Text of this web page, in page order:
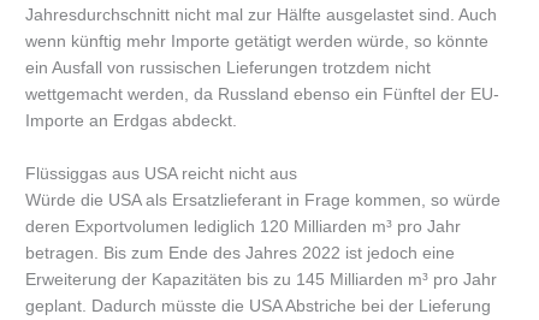
Jahresdurchschnitt nicht mal zur Hälfte ausgelastet sind. Auch
wenn künftig mehr Importe getätigt werden würde, so könnte
ein Ausfall von russischen Lieferungen trotzdem nicht
wettgemacht werden, da Russland ebenso ein Fünftel der EU-
Importe an Erdgas abdeckt.
Flüssiggas aus USA reicht nicht aus
Würde die USA als Ersatzlieferant in Frage kommen, so würde
deren Exportvolumen lediglich 120 Milliarden m³ pro Jahr
betragen. Bis zum Ende des Jahres 2022 ist jedoch eine
Erweiterung der Kapazitäten bis zu 145 Milliarden m³ pro Jahr
geplant. Dadurch müsste die USA Abstriche bei der Lieferung